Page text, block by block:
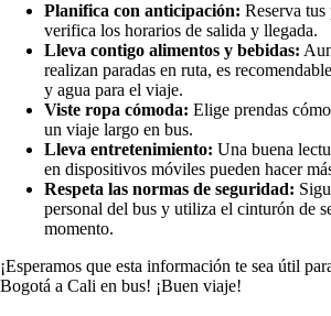
Planifica con anticipación: Reserva
verifica los horarios de salida y llegada.
Lleva contigo alimentos y bebidas:
realizan paradas en ruta, es
y agua para el viaje.
Viste ropa cómoda: Elige prendas
un viaje largo en bus.
Lleva entretenimiento: Una buena
en dispositivos móviles pueden hacer
Respeta las normas de seguridad:
personal del bus y utiliza el cinturón de
momento.
¡Esperamos que esta información te sea útil
Bogotá a Cali en bus! ¡Buen viaje!